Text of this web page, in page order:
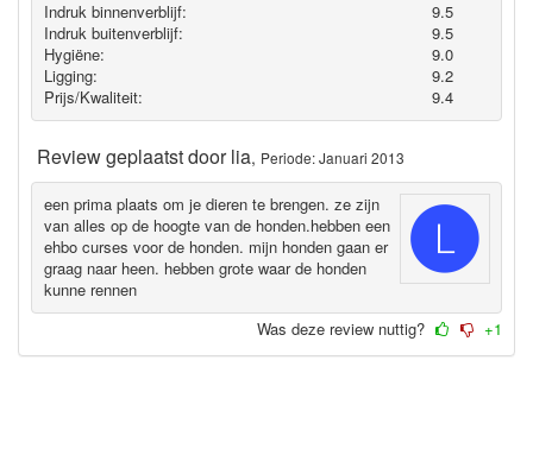
Indruk binnenverblijf:
9.5
Indruk buitenverblijf:
9.5
Hygiëne‎:
9.0
Ligging:
9.2
Prijs/Kwaliteit:
9.4
Review geplaatst doorlia, Periode: Januari 2013
een prima plaats om je dieren te brengen. ze zijn
van alles op de hoogte van de honden.hebben een
ehbo curses voor de honden. mijn honden gaan er
graag naar heen. hebben grote waar de honden
kunne rennen
Was deze review nuttig?
+1